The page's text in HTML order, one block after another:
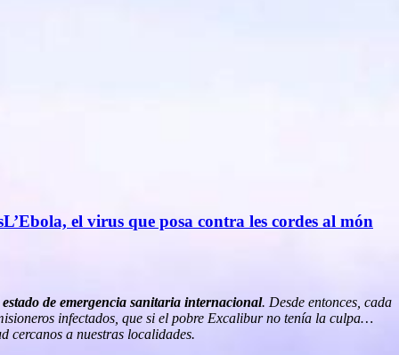
L’Ebola, el virus que posa contra les cordes al món
estado de emergencia sanitaria internacional. Desde entonces, cada
infectados, que si el pobre Excalibur no tenía la culpa…
cercanos a nuestras localidades.